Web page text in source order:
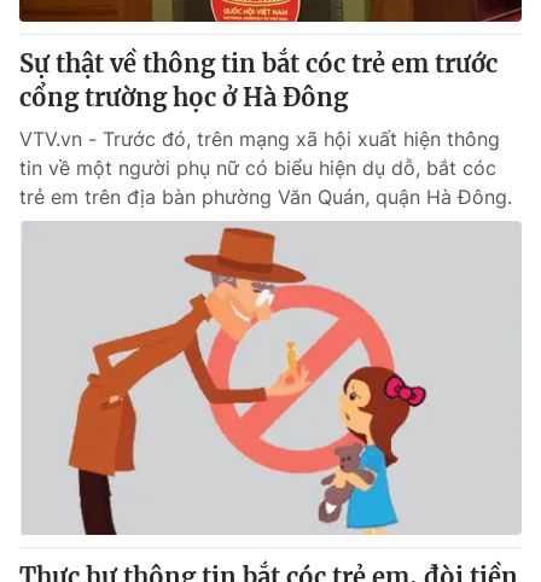
Sự thật về thông tin bắt cóc trẻ em trước
cổng trường học ở Hà Đông
VTV.vn - Trước đó, trên mạng xã hội xuất hiện thông
tin về một người phụ nữ có biểu hiện dụ dỗ, bắt cóc
trẻ em trên địa bàn phường Văn Quán, quận Hà Đông.